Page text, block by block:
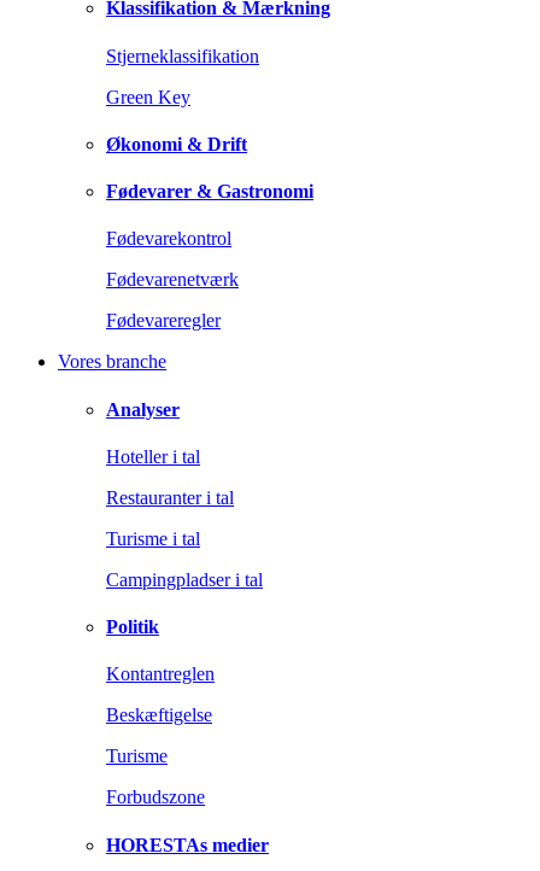
Klassifikation & Mærkning
Stjerneklassifikation
Green Key
Økonomi & Drift
Fødevarer & Gastronomi
Fødevarekontrol
Fødevarenetværk
Fødevareregler
Vores branche
Analyser
Hoteller i tal
Restauranter i tal
Turisme i tal
Campingpladser i tal
Politik
Kontantreglen
Beskæftigelse
Turisme
Forbudszone
HORESTAs medier